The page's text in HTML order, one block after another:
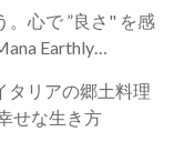
。心で ”良さ" を感
Earthly
タリアの郷土料理
せな生き方